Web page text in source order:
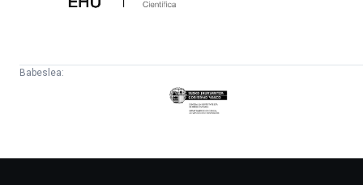
Babeslea:
Eusko
Jaurlaritza